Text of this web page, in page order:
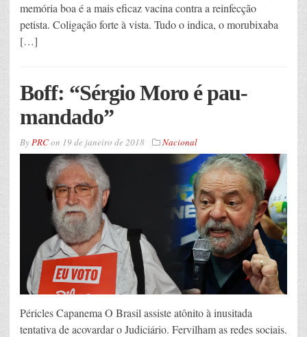
memória boa é a mais eficaz vacina contra a reinfecção
petista. Coligação forte à vista. Tudo o indica, o morubixaba
[…]
Boff: “Sérgio Moro é pau-
mandado”
ByPRCon 19 de janeiro de 2018 Nacional
Péricles Capanema O Brasil assiste atônito à inusitada
tentativa de acovardar o Judiciário. Fervilham as redes sociais.